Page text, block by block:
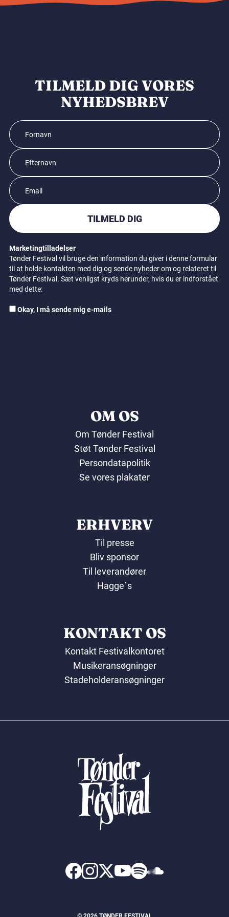
TILMELD DIG VORES
NYHEDSBREV
TILMELD DIG
Marketingtilladelser
Tønder Festival vil bruge den information du giver i denne formular
til at holde kontakten med dig og sende nyheder om og relateret til
Tønder Festival. Sæt venligst kryds herunder, hvis du er indforstået
med dette:
Okay, I må sende mig e-mails
OM OS
Om Tønder Festival
Støt Tønder Festival
Persondatapolitik
Se vores plakater
ERHVERV
Til presse
Bliv sponsor
Til leverandører
Hagge´s
KONTAKT OS
Kontakt Festivalkontoret
Musikeransøgninger
Stadeholderansøgninger